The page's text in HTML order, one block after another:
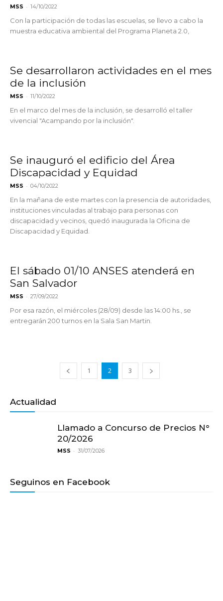
MSS - 14/10/2022
Con la participación de todas las escuelas, se llevo a cabo la
muestra educativa ambiental del Programa Planeta 2.0,
Se desarrollaron actividades en el mes
de la inclusión
MSS - 11/10/2022
En el marco del mes de la inclusión, se desarrolló el taller
vivencial "Acampando por la inclusión".
Se inauguró el edificio del Área
Discapacidad y Equidad
MSS - 04/10/2022
En la mañana de este martes con la presencia de autoridades,
instituciones vinculadas al trabajo para personas con
discapacidad y vecinos, quedó inaugurada la Oficina de
Discapacidad y Equidad.
El sábado 01/10 ANSES atenderá en
San Salvador
MSS - 27/09/2022
Por esa razón, el miércoles (28/09) desde las 14:00 hs., se
entregarán 200 turnos en la Sala San Martin.
1 2 3
Actualidad
Llamado a Concurso de Precios N°
20/2026
MSS - 31/07/2026
Seguinos en Facebook